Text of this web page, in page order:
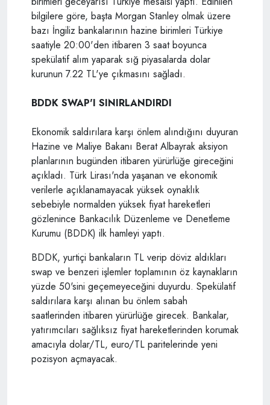
bilgilere göre, başta Morgan Stanley olmak üzere
bazı İngiliz bankalarının hazine birimleri Türkiye
saatiyle 20:00'den itibaren 3 saat boyunca
spekülatif alım yaparak sığ piyasalarda dolar
kurunun 7.22 TL'ye çıkmasını sağladı.
BDDK SWAP'I SINIRLANDIRDI
Ekonomik saldırılara karşı önlem alındığını duyuran
Hazine ve Maliye Bakanı Berat Albayrak aksiyon
planlarının bugünden itibaren yürürlüğe gireceğini
açıkladı. Türk Lirası'nda yaşanan ve ekonomik
verilerle açıklanamayacak yüksek oynaklık
sebebiyle normalden yüksek fiyat hareketleri
gözlenince Bankacılık Düzenleme ve Denetleme
Kurumu (BDDK) ilk hamleyi yaptı.
BDDK, yurtiçi bankaların TL verip döviz aldıkları
swap ve benzeri işlemler toplamının öz kaynakların
yüzde 50'sini geçemeyeceğini duyurdu. Spekülatif
saldırılara karşı alınan bu önlem sabah
saatlerinden itibaren yürürlüğe girecek. Bankalar,
yatırımcıları sağlıksız fiyat hareketlerinden korumak
amacıyla dolar/TL, euro/TL paritelerinde yeni
pozisyon açmayacak.